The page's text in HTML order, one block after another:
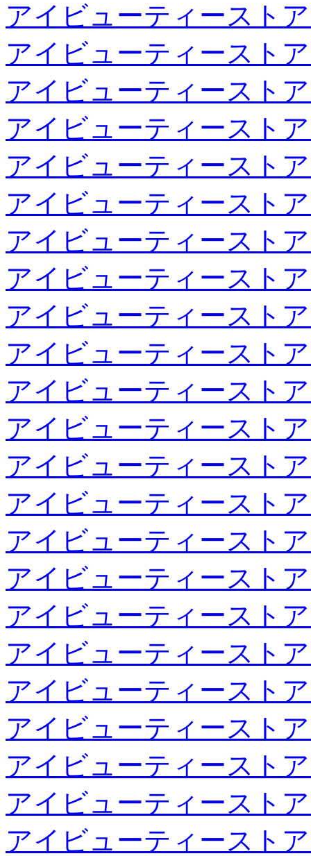
アイビューティースト
アイビューティースト
アイビューティースト
アイビューティースト
アイビューティースト
アイビューティースト
アイビューティースト
アイビューティースト
アイビューティースト
アイビューティースト
アイビューティースト
アイビューティースト
アイビューティースト
アイビューティースト
アイビューティースト
アイビューティースト
アイビューティースト
アイビューティースト
アイビューティースト
アイビューティースト
アイビューティースト
アイビューティースト
アイビューティースト